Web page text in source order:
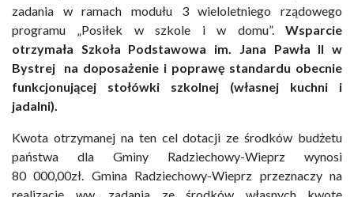
zadania w ramach modułu 3 wieloletniego rządowego
programu „Posiłek w szkole i w domu”. Wsparcie
otrzymała Szkoła Podstawowa im. Jana Pawła II w
Bystrej na doposażenie i poprawę standardu obecnie
funkcjonującej stołówki szkolnej (własnej kuchni i
jadalni).
Kwota otrzymanej na ten cel dotacji ze środków budżetu
państwa dla Gminy Radziechowy-Wieprz wynosi
80 000,00zł. Gmina Radziechowy-Wieprz przeznaczy na
realizację ww. zadania ze środków własnych kwotę